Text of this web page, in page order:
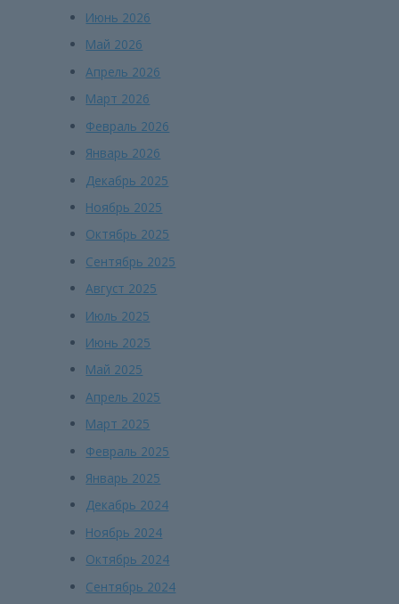
Июнь 2026
Май 2026
Апрель 2026
Март 2026
Февраль 2026
Январь 2026
Декабрь 2025
Ноябрь 2025
Октябрь 2025
Сентябрь 2025
Август 2025
Июль 2025
Июнь 2025
Май 2025
Апрель 2025
Март 2025
Февраль 2025
Январь 2025
Декабрь 2024
Ноябрь 2024
Октябрь 2024
Сентябрь 2024